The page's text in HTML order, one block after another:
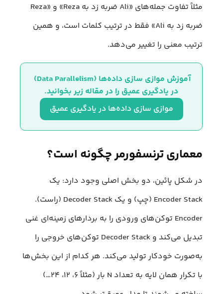
مثلاً تفاوت جمله‌های «Ali ضربه زد به Reza» و «Reza
ضربه زد به Ali» فقط در ترتیب کلمات است، و همین
ترتیب معنی را تغییر می‌دهد.
آموزش موازی‌ سازی داده‌ها (Data Parallelism)
در یادگیری عمیق را در مقاله زیر بخوانید.
موازی‌ سازی داده‌ها در یادگیری عمیق
معماری ترنسفورمر چگونه است؟
در شکل پائین، دو بخش اصلی وجود دارد: یک
Encoder Stack (چپ) و یک Decoder Stack (راست).
Encoder توکن‌های ورودی را به بردارهای زمینه‌ای غنی
تبدیل می‌کند و Decoder Stack توکن‌های خروجی را
به‌صورت خودکار تولید می‌کند. هر کدام از این بخش‌ها
با تکرار همان لایه به تعداد N بار (مثلاً ۶، ۱۲، ۲۴…)